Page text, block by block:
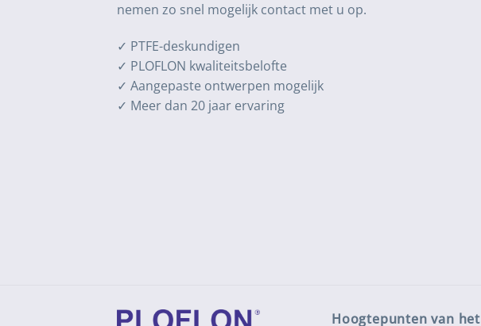
nemen zo snel mogelijk contact met u op.
✓ PTFE-deskundigen
✓ PLOFLON kwaliteitsbelofte
✓ Aangepaste ontwerpen mogelijk
✓ Meer dan 20 jaar ervaring
Hoogtepunten van het